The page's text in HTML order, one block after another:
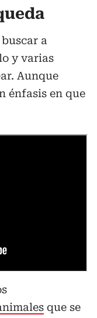
a
y varias
Aunque
énfasis en que
que se